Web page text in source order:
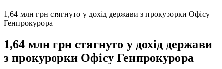
1,64 млн грн стягнуто у дохід держави з прокурорки Офісу
Генпрокурора
1,64 млн грн стягнуто у дохід держави
з прокурорки Офісу Генпрокурора